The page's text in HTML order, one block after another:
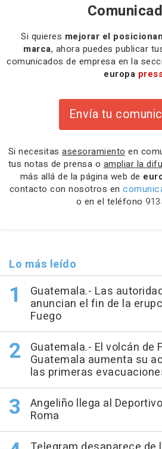
Si quieres mejorar el
marca, ahora puedes publicar
comunicados de empresa en la
europa
Envía tu
Si necesitas asesoramiento en
tus notas de prensa o ampliar la
más allá de la página web de
contacto con nosotros en
o en el teléfono
Lo más leído
Guatemala.- Las
anuncian el fin de la
Fuego
Guatemala.- El volcán de
Guatemala aumenta su
las primeras
Angeliño llega al
Roma